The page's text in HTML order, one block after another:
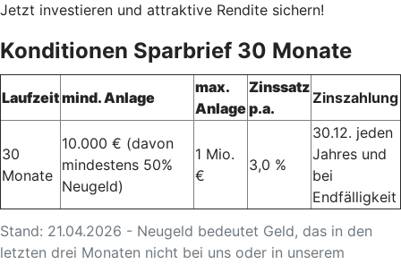
Jetzt investieren und attraktive Rendite sichern!
Konditionen Sparbrief 30 Monate
Stand: 21.04.2026 - Neugeld bedeutet Geld, das in den
letzten drei Monaten nicht bei uns oder in unserem
Laufzeitmind. Anlage
max.
Anlage
Zinssatz
p.a.
Zinszahlung
30
Monate
10.000 € (davon
mindestens 50%
Neugeld)
1 Mio.
€
3,0 %
30.12. jeden
Jahres und
bei
Endfälligkeit